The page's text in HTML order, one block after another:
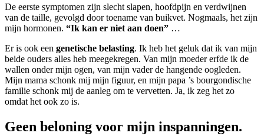
De eerste symptomen zijn slecht slapen, hoofdpijn en verdwijnen
van de taille, gevolgd door toename van buikvet. Nogmaals, het zijn
mijn hormonen. “Ik kan er niet aan doen” …
Er is ook een genetische belasting. Ik heb het geluk dat ik van mijn
beide ouders alles heb meegekregen. Van mijn moeder erfde ik de
wallen onder mijn ogen, van mijn vader de hangende oogleden.
Mijn mama schonk mij mijn figuur, en mijn papa ’s bourgondische
familie schonk mij de aanleg om te vervetten. Ja, ik zeg het zo
omdat het ook zo is.
Geen beloning voor mijn inspanningen.